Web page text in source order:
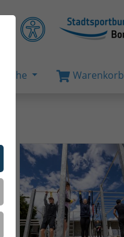
Suche Warenkorb